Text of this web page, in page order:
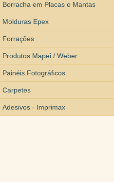
Borracha em Placas e Mantas
Molduras Epex
Forrações
Produtos Mapei / Weber
Painéis Fotográficos
Carpetes
Adesivos - Imprimax